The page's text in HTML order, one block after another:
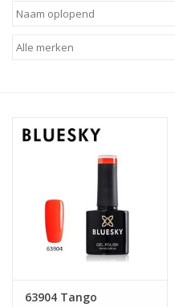
Sale
Veilig & Info
Blog
63904 Tango